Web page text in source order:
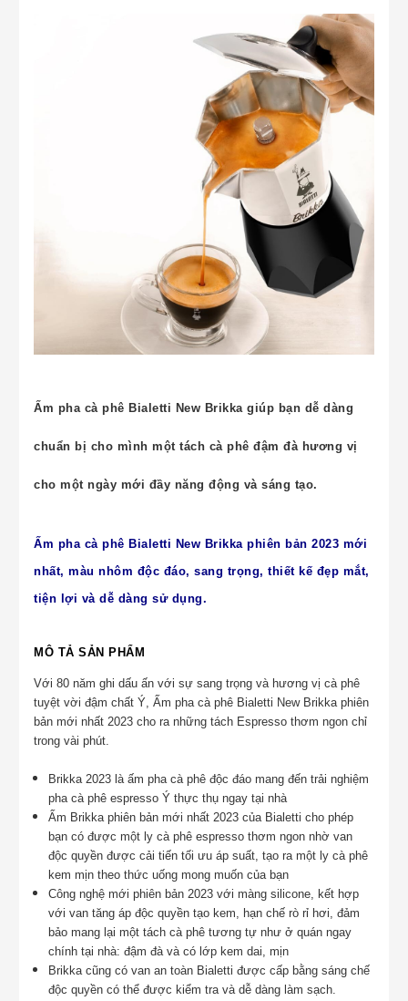
Ấm pha cà phê Bialetti New Brikka giúp bạn dễ dàng
chuẩn bị cho mình một tách cà phê đậm đà hương vị
cho một ngày mới đầy năng động và sáng tạo.
Ấm pha cà phê Bialetti New Brikka phiên bản 2023 mới
nhất, màu nhôm độc đáo, sang trọng, thiết kế đẹp mắt,
tiện lợi và dễ dàng sử dụng.
MÔ TẢ SẢN PHẨM
Với 80 năm ghi dấu ấn với sự sang trọng và hương vị cà phê
tuyệt vời đậm chất Ý, Ấm pha cà phê Bialetti New Brikka phiên
bản mới nhất 2023 cho ra những tách Espresso thơm ngon chỉ
trong vài phút.
Brikka 2023 là ấm pha cà phê độc đáo mang đến trải nghiệm
pha cà phê espresso Ý thực thụ ngay tại nhà
Ấm Brikka phiên bản mới nhất 2023 của Bialetti cho phép
bạn có được một ly cà phê espresso thơm ngon nhờ van
độc quyền được cải tiến tối ưu áp suất, tạo ra một ly cà phê
kem mịn theo thức uống mong muốn của bạn
Công nghệmới phiên bản 2023 với màng silicone, kết hợp
với van tăng áp độc quyền tạo kem, hạn chế rò rỉ hơi, đảm
bảo mang lại một tách cà phê tương tự như ở quán ngay
chính tại nhà: đậm đà và có lớp kem dai, mịn
Brikka cũng có van an toàn Bialetti được cấp bằng sáng chế
độc quyền có thể được kiểm tra và dễ dàng làm sạch.